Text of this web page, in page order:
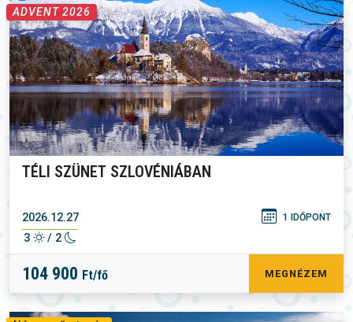
ADVENT 2026
TÉLI SZÜNET SZLOVÉNIÁBAN
2026.12.27 1 IDŐPONT
3 / 2
104 900 Ft/fő MEGNÉZEM